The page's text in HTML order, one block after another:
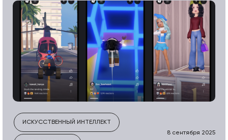
ИСКУССТВЕННЫЙ ИНТЕЛЛЕКТ
8 сентября 2025